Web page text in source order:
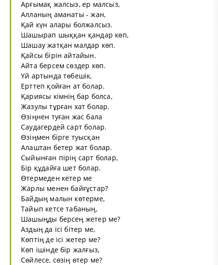
Арғымақ жалсыз, ер малсыз,
Алланың аманаты - жан,
Қай күн алары болжалсыз.
Шашырап шыққан қандар көп,
Шашау жатқан малдар көп.
Қайсы бірін айтайын.
Айта берсем сөздер көп.
Үй артында төбешік,
Ерттеп қойған ат болар.
Қариясы кімнің бар болса,
Жазулы тұрған хат болар.
Өзіңнен туған жас бала
Саудагердей сарт болар.
Өзіңмен бірге туысқан
Алаштан бетер жат болар.
Сыйынған пірің сарт болар,
Бір құдайға шет болар.
Өтермеден кетер ме
Жарлы менен байғұстар?
Байдың малын көтерме,
Тайып кетсе табаның,
Шашыңды берсең жетер ме?
Аздың да ісі бітер ме,
Көптің де ісі жетер ме?
Көп ішінде бір жалғыз,
Сөйлесе, сөзің өтер ме?